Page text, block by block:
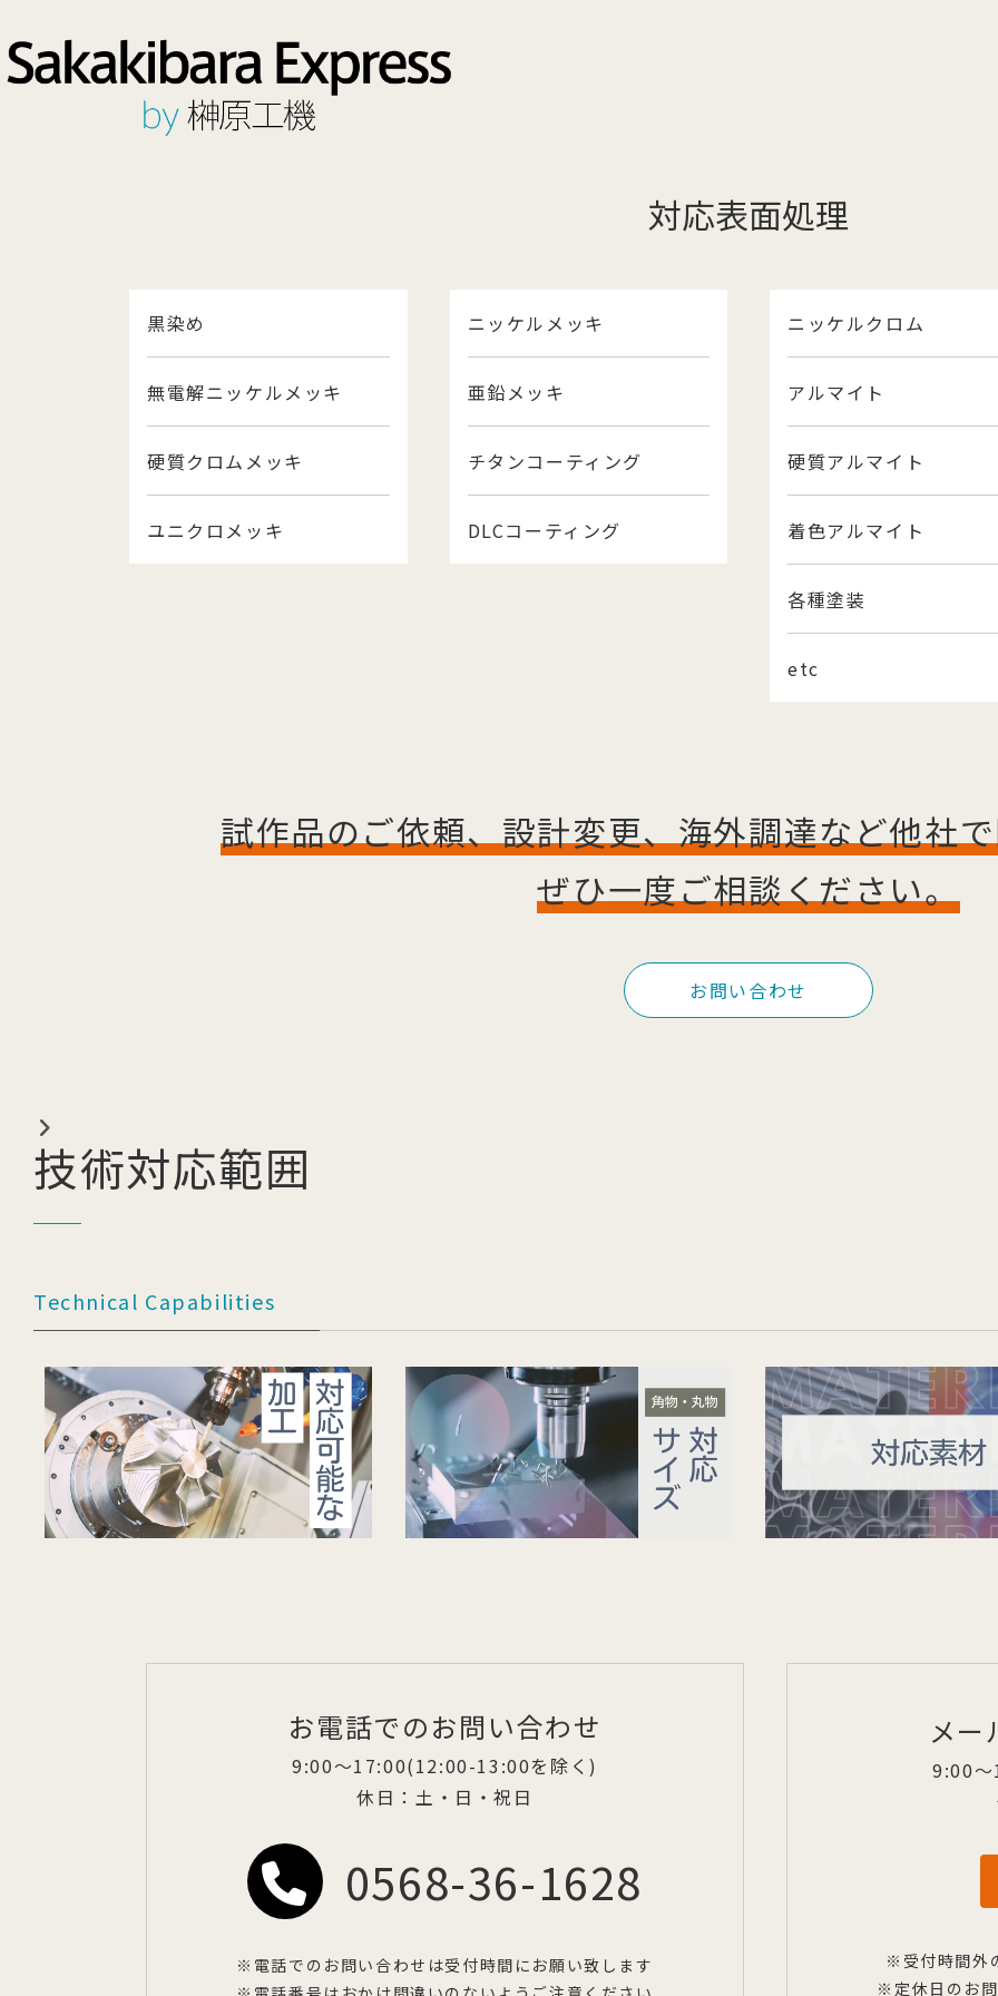
対応表面処理
黒染め
無電解ニッケルメッキ
硬質クロムメッキ
ユニクロメッキ
ニッケルメッキ
亜鉛メッキ
チタンコーティング
DLCコーティング
ニッケルクロム
アルマイト
硬質アルマイト
着色アルマイト
各種塗装
etc
試作品のご依頼、設計変更、海外調達など他社
ぜひ一度ご相談ください。
お問い合わせ
技術対応範囲
Technical Capabilities
お電話でのお問い合わせ
9:00〜17:00(12:00-13:00を除く)
休日：土・日・祝日
0568-36-1628
※電話でのお問い合わせは受付時間にお願い致します
メー
9:00
※受付時間外
※定休日のお